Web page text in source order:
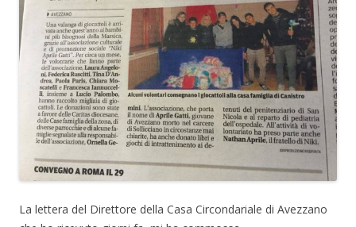
La lettera del Direttore della Casa Circondariale di Avezzano